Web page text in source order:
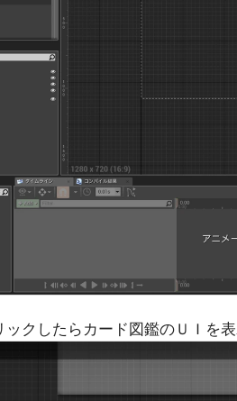
クしたらカード図鑑のＵＩを